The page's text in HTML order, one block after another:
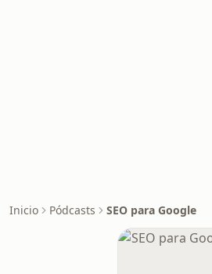
Inicio Pódcasts SEO para Google